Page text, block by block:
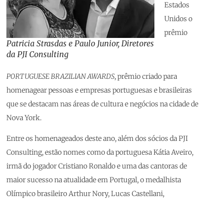
Patricia Strasdas e Paulo Junior, Diretores
da PJI Consulting
Estados
Unidos o
prêmio
PORTUGUESE BRAZILIAN AWARDS, prêmio criado para
homenagear pessoas e empresas portuguesas e brasileiras
que se destacam nas áreas de cultura e negócios na cidade de
Nova York.
Entre os homenageados deste ano, além dos sócios da PJI
Consulting, estão nomes como da portuguesa Kátia Aveiro,
irmã do jogador Cristiano Ronaldo e uma das cantoras de
maior sucesso na atualidade em Portugal, o medalhista
Olímpico brasileiro Arthur Nory, Lucas Castellani,